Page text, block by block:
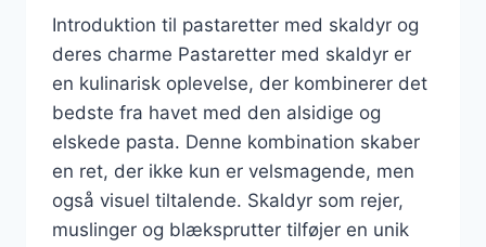
Introduktion til pastaretter med skaldyr og
deres charme Pastaretter med skaldyr er
en kulinarisk oplevelse, der kombinerer det
bedste fra havet med den alsidige og
elskede pasta. Denne kombination skaber
en ret, der ikke kun er velsmagende, men
også visuel tiltalende. Skaldyr som rejer,
muslinger og blæksprutter tilføjer en unik